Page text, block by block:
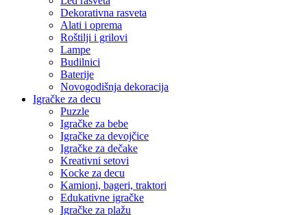
Dekorativna rasveta
Alati i oprema
Roštilji i grilovi
Lampe
Budilnici
Baterije
Novogodišnja dekoracija
Igračke za decu
Puzzle
Igračke za bebe
Igračke za devojčice
Igračke za dečake
Kreativni setovi
Kocke za decu
Kamioni, bageri, traktori
Edukativne igračke
Igračke za plažu